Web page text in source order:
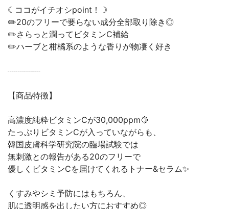
☾ココがイチオシpoint！☽
✏️20のフリーで要らない成分全部取り除き◎
✏️さらっと潤ってビタミンC補給
✏️ハーブと柑橘系のような香りが物凄く好き
┈┈┈┈
【商品特徴】
高濃度純粋ビタミンCが30,000ppm🍋
たっぷりビタミンCが入っていながらも、
韓国皮膚科学研究院の臨場試験では
無刺激との報告がある20のフリーで
優しくビタミンCを届けてくれるトナー&セラム✨
くすみやシミ予防にはもちろん、
肌に透明感を出したい方におすすめ◎